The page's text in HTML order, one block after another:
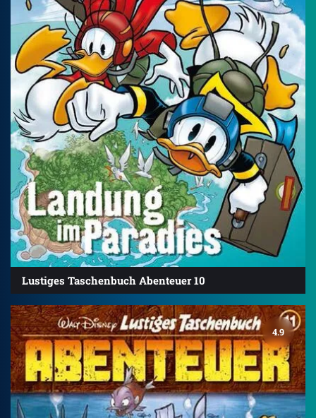
Lustiges Taschenbuch Abenteuer 10
4.9